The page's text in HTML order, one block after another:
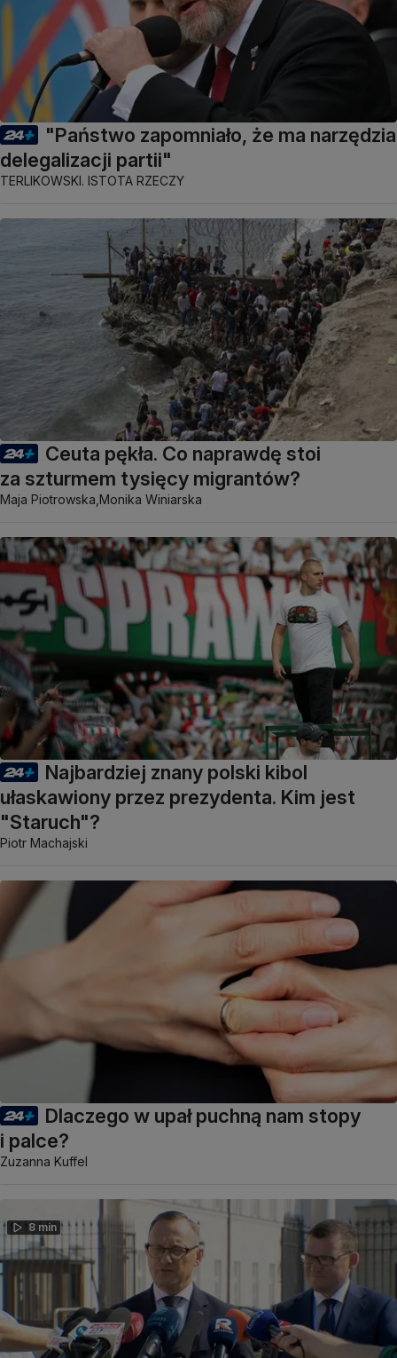
"Państwo zapomniało, że ma narzędzia
delegalizacji partii"
TERLIKOWSKI. ISTOTA RZECZY
Ceuta pękła. Co naprawdę stoi
za szturmem tysięcy migrantów?
Maja Piotrowska, Monika Winiarska
Najbardziej znany polski kibol
ułaskawiony przez prezydenta. Kim jest
"Staruch"?
Piotr Machajski
Dlaczego w upał puchną nam stopy
i palce?
Zuzanna Kuffel
8 min